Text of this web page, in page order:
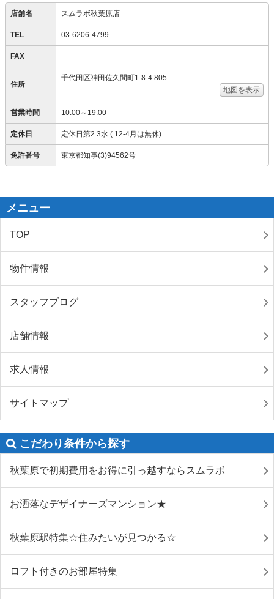
店舗名 スムラボ秋葉原店
TEL 03-6206-4799
FAX
住所
千代田区神田佐久間町1-8-4 805
地図を表示
営業時間 10:00～19:00
定休日 定休日第2.3水 ( 12-4月は無休)
免許番号 東京都知事(3)94562号
メニュー
TOP
物件情報
スタッフブログ
店舗情報
求人情報
サイトマップ
こだわり条件から探す
秋葉原で初期費用をお得に引っ越すならスムラボ
お洒落なデザイナーズマンション★
秋葉原駅特集☆住みたいが見つかる☆
ロフト付きのお部屋特集